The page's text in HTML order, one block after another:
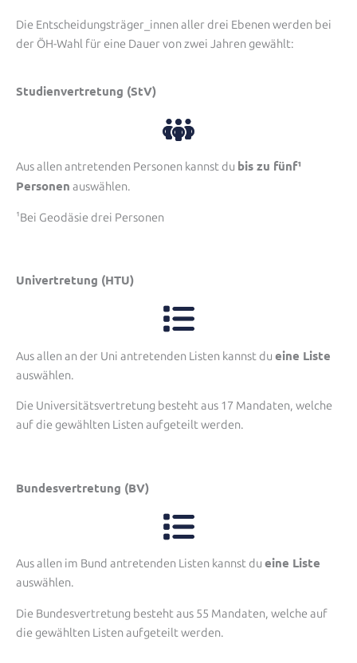
Die Entscheidungsträger_innen aller drei Ebenen werden bei
der ÖH-Wahl für eine Dauer von zwei Jahren gewählt:
Studienvertretung (StV)
Aus allen antretenden Personen kannst du bis zu fünf¹
Personen auswählen.
¹Bei Geodäsie drei Personen
Univertretung (HTU)
Aus allen an der Uni antretenden Listen kannst du eine Liste
auswählen.
Die Universitätsvertretung besteht aus 17 Mandaten, welche
auf die gewählten Listen aufgeteilt werden.
Bundesvertretung (BV)
Aus allen im Bund antretenden Listen kannst du eine Liste
auswählen.
Die Bundesvertretung besteht aus 55 Mandaten, welche auf
die gewählten Listen aufgeteilt werden.